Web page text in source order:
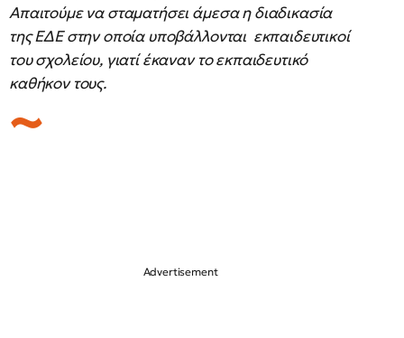
Απαιτούμε να σταματήσει άμεσα η διαδικασία
της ΕΔΕ στην οποία υποβάλλονται εκπαιδευτικοί
του σχολείου, γιατί έκαναν το εκπαιδευτικό
καθήκον τους.